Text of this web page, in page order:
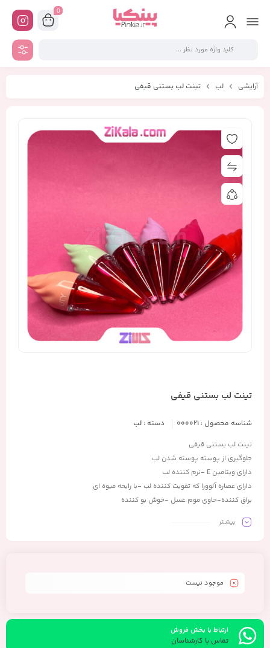
0
آرایشی لب تینت لب بستنی قیفی
تینت لب بستنی قیفی
شناسه محصول : 000021 دسته : لب
تینت لب بستنی قیفی
جلوگیری از پوسته پوسته شدن لب
دارای ویتامین E -نرم کننده لب
دارای عصاره آلوورا که تقویت کننده لب -با رایحه میوه ای
براق کننده-حاوی موم عسل -خوش بو کننده
بیشـتر
موجود نیست
ارتباط با بخش فروش
تماس با کارشناسان